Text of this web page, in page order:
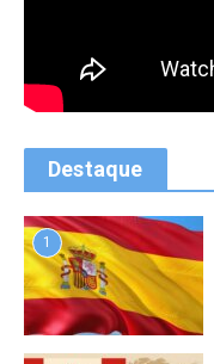
Destaque
1